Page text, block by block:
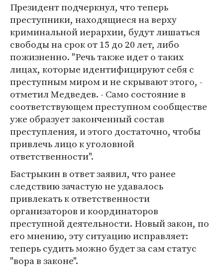
Президент подчеркнул, что теперь
преступники, находящиеся на верху
криминальной иерархии, будут лишаться
свободы на срок от 15 до 20 лет, либо
пожизненно. "Речь также идет о таких
лицах, которые идентифицируют себя с
преступным миром и не скрывают этого, -
отметил Медведев. - Само состояние в
соответствующем преступном сообществе
уже образует законченный состав
преступления, и этого достаточно, чтобы
привлечь лицо к уголовной
ответственности".
Бастрыкин в ответ заявил, что ранее
следствию зачастую не удавалось
привлекать к ответственности
организаторов и координаторов
преступной деятельности. Новый закон, по
его мнению, эту ситуацию исправляет:
теперь судить можно будет за сам статус
"вора в законе".